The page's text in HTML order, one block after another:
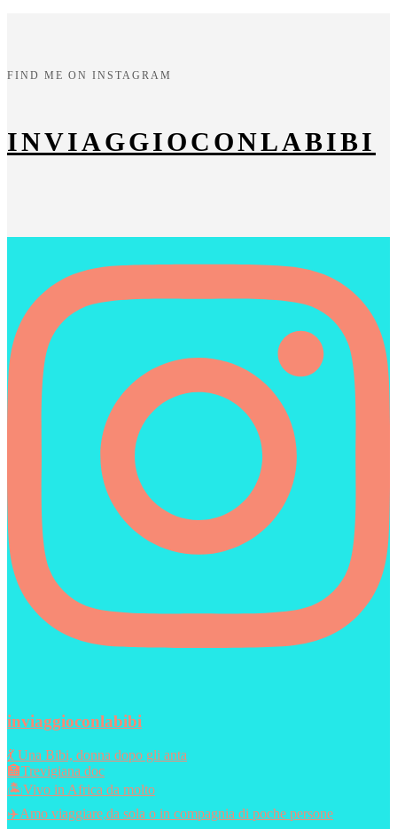
FIND ME ON INSTAGRAM
INVIAGGIOCONLABIBI
inviaggioconlabibi
💃 Una Bibi, donna dopo gli anta
🏣Trevigiana doc
🏝️Vivo in Africa da molto
✈️Amo viaggiare,da sola o in compagnia di poche persone